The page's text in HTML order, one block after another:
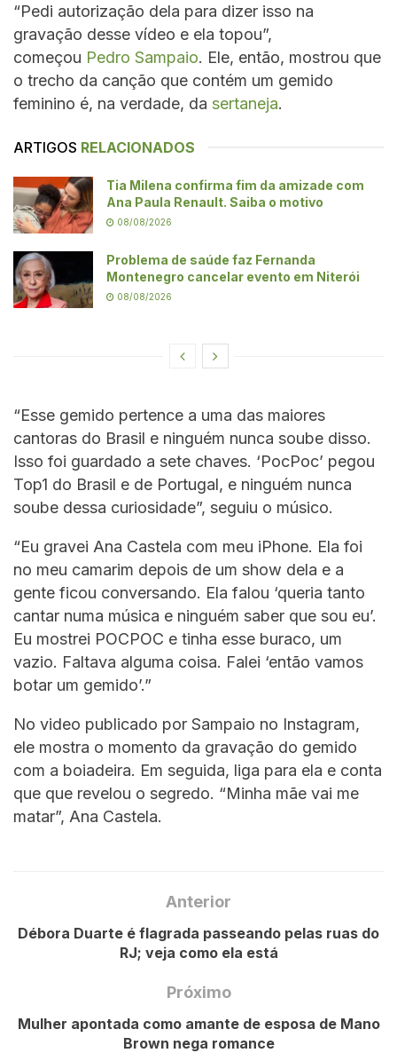
“Pedi autorização dela para dizer isso na
gravação desse vídeo e ela topou”,
começou Pedro Sampaio. Ele, então, mostrou que
o trecho da canção que contém um gemido
feminino é, na verdade, da sertaneja.
ARTIGOS RELACIONADOS
Tia Milena confirma fim da amizade com
Ana Paula Renault. Saiba o motivo
08/08/2026
Problema de saúde faz Fernanda
Montenegro cancelar evento em Niterói
08/08/2026
“Esse gemido pertence a uma das maiores
cantoras do Brasil e ninguém nunca soube disso.
Isso foi guardado a sete chaves. ‘PocPoc’ pegou
Top1 do Brasil e de Portugal, e ninguém nunca
soube dessa curiosidade”, seguiu o músico.
“Eu gravei Ana Castela com meu iPhone. Ela foi
no meu camarim depois de um show dela e a
gente ficou conversando. Ela falou ‘queria tanto
cantar numa música e ninguém saber que sou eu’.
Eu mostrei POCPOC e tinha esse buraco, um
vazio. Faltava alguma coisa. Falei ‘então vamos
botar um gemido’.”
No video publicado por Sampaio no Instagram,
ele mostra o momento da gravação do gemido
com a boiadeira. Em seguida, liga para ela e conta
que que revelou o segredo. “Minha mãe vai me
matar”, Ana Castela.
Anterior
Débora Duarte é flagrada passeando pelas ruas do
RJ; veja como ela está
Próximo
Mulher apontada como amante de esposa de Mano
Brown nega romance